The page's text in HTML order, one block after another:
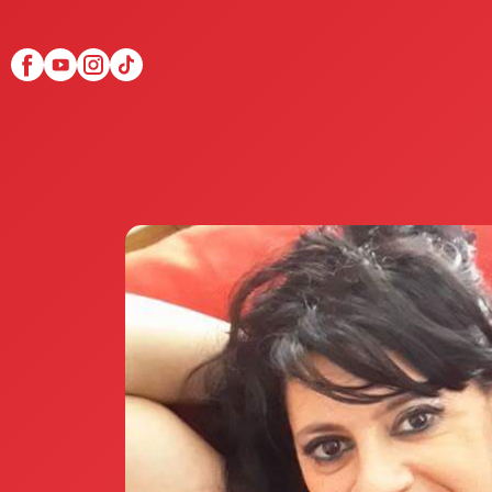
Scopri Club di Più
Le testimonianze
La fondatrice Valeria